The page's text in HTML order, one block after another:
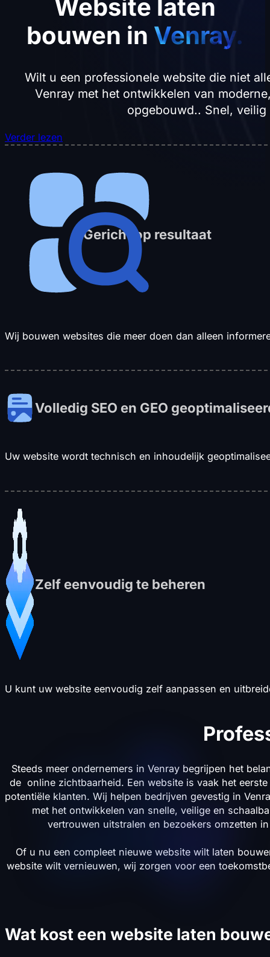
Website laten
bouwen in Venray.
Wilt u een professionele website die niet
Venray met het ontwikkelen van
opgebouwd.. Snel,
Verder lezen
Gericht op resultaat
Wij bouwen websites die meer doen dan alleen
Volledig SEO en GEO
Uw website wordt technisch en inhoudelijk
Zelf eenvoudig te beheren
U kunt uw website eenvoudig zelf aanpassen en
Steeds meer ondernemers in Venray begrijpen het
de online zichtbaarheid. Een website is vaak het
potentiële klanten. Wij helpen bedrijven gevestig in
met het ontwikkelen van snelle, veilige en
vertrouwen uitstralen en bezoekers omzetten
Of u nu een compleet nieuwe website wilt laten
website wilt vernieuwen, wij zorgen voor een
Wat kost een website laten